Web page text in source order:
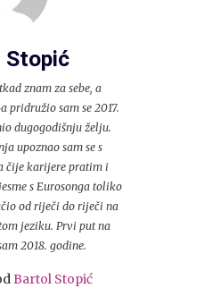
Stopić
znam za sebe, a
pridružio sam se 2017.
dugogodišnju želju.
upoznao sam se s
čije karijere pratim i
s Eurosonga toliko
od riječi do riječi na
jeziku. Prvi put na
2018. godine.
Bartol Stopić